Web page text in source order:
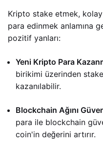
Kripto stake etmek,
para edinmek anlamına
pozitif yanları:
Yeni Kripto Para
birikimi üzerinden
kazanılabilir.
Blockchain Ağını
para ile blockchain
coin'in değerini artırır.